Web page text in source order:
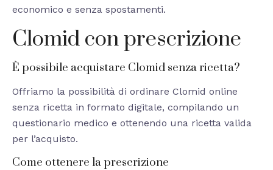
economico e senza spostamenti.
Clomid con prescrizione
È possibile acquistare Clomid senza ricetta?
Offriamo la possibilità di ordinare Clomid online
senza ricetta in formato digitale, compilando un
questionario medico e ottenendo una ricetta valida
per l’acquisto.
Come ottenere la prescrizione